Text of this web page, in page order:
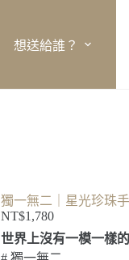
想送給誰？
獨一無二｜星光珍珠
NT$1,780
世界上沒有一模一樣